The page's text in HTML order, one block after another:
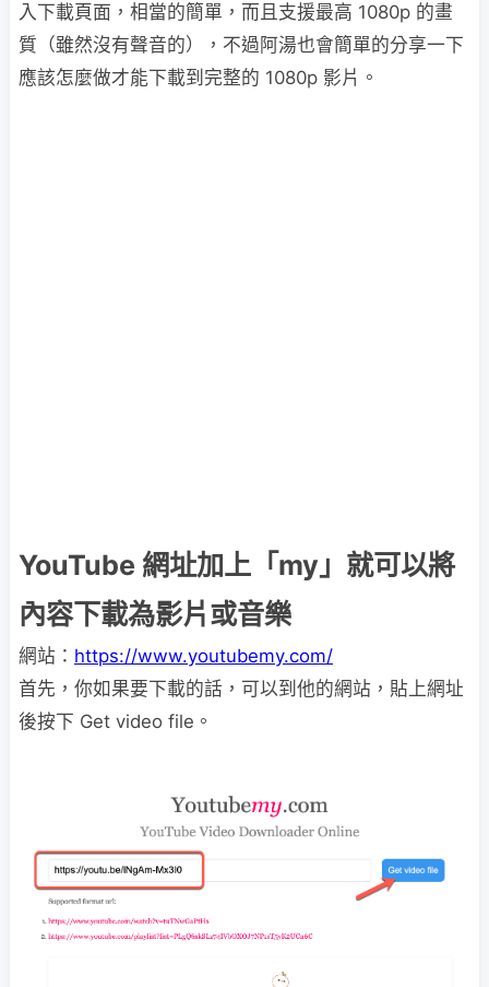
入下載頁面，相當的簡單，而且支援最高 1080p 的畫
質（雖然沒有聲音的），不過阿湯也會簡單的分享一下
應該怎麼做才能下載到完整的 1080p 影片。
YouTube 網址加上「my」就可以將
內容下載為影片或音樂
網站： https://www.youtubemy.com/
首先，你如果要下載的話，可以到他的網站，貼上網址
後按下 Get video file。